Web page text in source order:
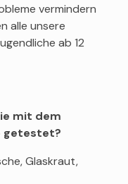
vermindern
alle unsere
ab 12
mit dem
getestet?
Glaskraut,